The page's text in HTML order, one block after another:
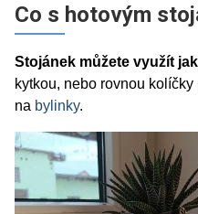
Co s hotovým
Stojánek můžete využít
kytkou, nebo rovnou
na bylinky.